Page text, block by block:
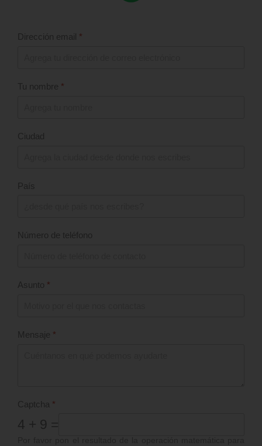
Dirección email *
Tu nombre *
Ciudad
País
Número de teléfono
Asunto *
Mensaje *
Captcha *
4 + 9 =